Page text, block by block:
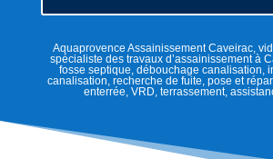
Aquaprovence Assainissement Caveirac,
spécialiste des travaux d’assainissement à
fosse septique, débouchage canalisation,
canalisation, recherche de fuite, pose et
enterrée, VRD, terrassement,